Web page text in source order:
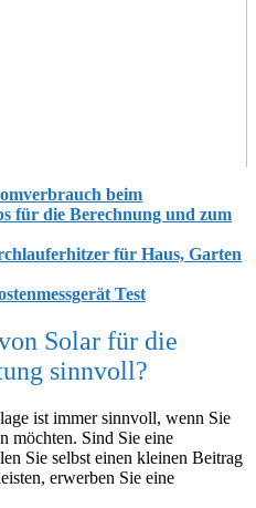
beim
für die Berechnung und zum
für Haus, Garten
Test
Solar für die
sinnvoll?
ist immer sinnvoll, wenn Sie
möchten. Sind Sie eine
Sie selbst einen kleinen Beitrag
erwerben Sie eine